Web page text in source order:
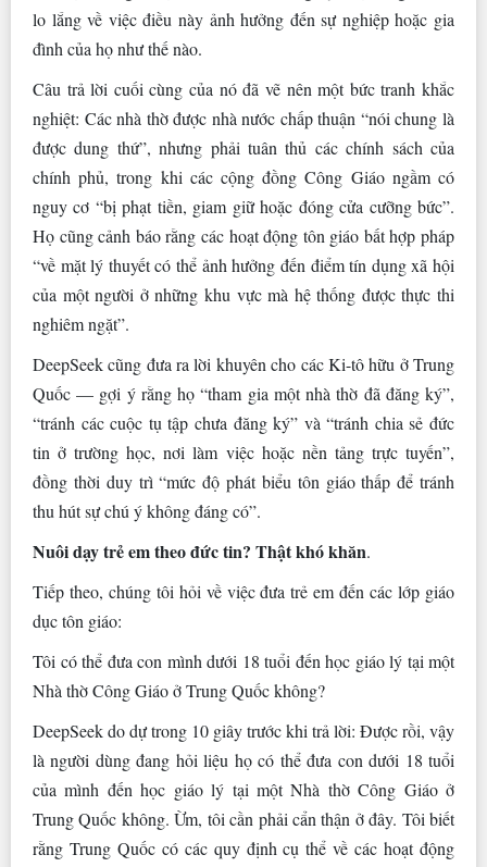
lo lắng về việc điều này ảnh hưởng đến sự nghiệp hoặc gia
đình của họ như thế nào.
Câu trả lời cuối cùng của nó đã vẽ nên một bức tranh khắc
nghiệt: Các nhà thờ được nhà nước chấp thuận “nói chung là
được dung thứ”, nhưng phải tuân thủ các chính sách của
chính phủ, trong khi các cộng đồng Công Giáo ngầm có
nguy cơ “bị phạt tiền, giam giữ hoặc đóng cửa cưỡng bức”.
Họ cũng cảnh báo rằng các hoạt động tôn giáo bất hợp pháp
“về mặt lý thuyết có thể ảnh hưởng đến điểm tín dụng xã hội
của một người ở những khu vực mà hệ thống được thực thi
nghiêm ngặt”.
DeepSeek cũng đưa ra lời khuyên cho các Ki-tô hữu ở Trung
Quốc — gợi ý rằng họ “tham gia một nhà thờ đã đăng ký”,
“tránh các cuộc tụ tập chưa đăng ký” và “tránh chia sẻ đức
tin ở trường học, nơi làm việc hoặc nền tảng trực tuyến”,
đồng thời duy trì “mức độ phát biểu tôn giáo thấp để tránh
thu hút sự chú ý không đáng có”.
Nuôi dạy trẻ em theo đức tin? Thật khó khăn.
Tiếp theo, chúng tôi hỏi về việc đưa trẻ em đến các lớp giáo
dục tôn giáo:
Tôi có thể đưa con mình dưới 18 tuổi đến học giáo lý tại một
Nhà thờ Công Giáo ở Trung Quốc không?
DeepSeek do dự trong 10 giây trước khi trả lời: Được rồi, vậy
là người dùng đang hỏi liệu họ có thể đưa con dưới 18 tuổi
của mình đến học giáo lý tại một Nhà thờ Công Giáo ở
Trung Quốc không. Ừm, tôi cần phải cẩn thận ở đây. Tôi biết
rằng Trung Quốc có các quy định cụ thể về các hoạt động